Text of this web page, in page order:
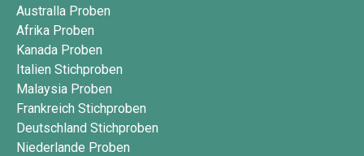
Australla Proben
Afrika Proben
Kanada Proben
Italien Stichproben
Malaysia Proben
Frankreich Stichproben
Deutschland Stichproben
Niederlande Proben